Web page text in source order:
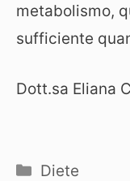
metabolismo,
sufficiente
Dott.sa Eliana
Categorie
Diete